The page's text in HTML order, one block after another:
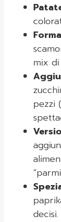
mix
pezzi
decisi.